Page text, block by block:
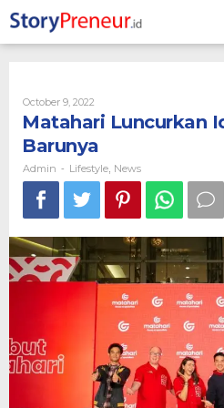
to
content
October 9, 2022
Admin
Matahari Luncurkan
Barunya
Admin - Lifestyle News